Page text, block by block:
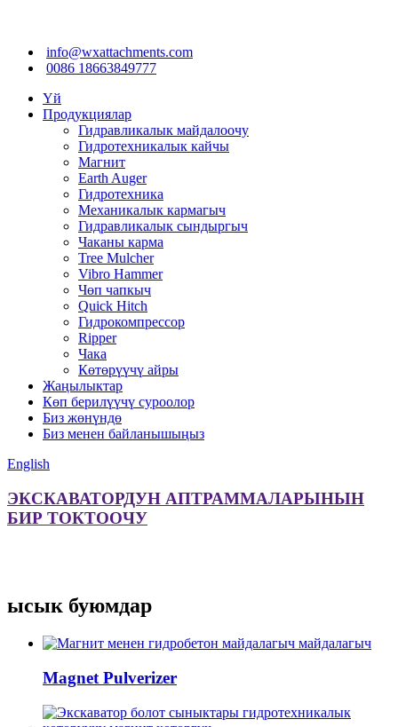
info@wxattachments.com
0086 18663849777
Үй
Продукциялар
Гидравликалык майдалоочу
Гидротехникалык кайчы
Магнит
Earth Auger
Гидротехника
Механикалык кармагыч
Гидравликалык сындыргыч
Чаканы карма
Tree Mulcher
Vibro Hammer
Чөп чапкыч
Quick Hitch
Гидрокомпрессор
Ripper
Чака
Көтөрүүчү айры
Жаңылыктар
Көп берилүүчү суроолор
Биз жөнүндө
Биз менен байланышыңыз
English
ЭКСКАВАТОРДУН АПТРАММАЛАРЫНЫН
БИР ТОКТООЧУ
ысык буюмдар
Magnet Pulverizer